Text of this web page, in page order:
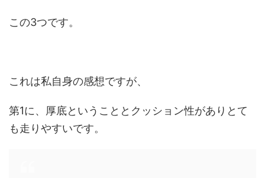
この3つです。
これは私自身の感想ですが、
第1に、厚底ということとクッション性がありとて
も走りやすいです。